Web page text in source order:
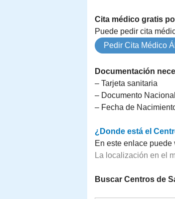
Cita médico gratis
Puede pedir cita
Pedir Cita Médico
Documentación
– Tarjeta sanitaria
– Documento
– Fecha de
¿Donde está el
En este enlace puede
La localización en el
Buscar Centros de